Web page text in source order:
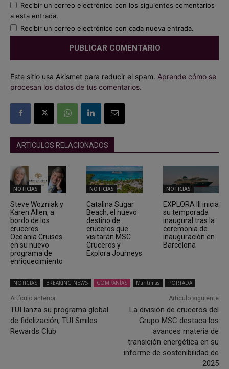
Recibir un correo electrónico con los siguientes comentarios
a esta entrada.
Recibir un correo electrónico con cada nueva entrada.
Este sitio usa Akismet para reducir el spam. Aprende cómo se
procesan los datos de tus comentarios.
ARTICULOS RELACIONADOS
NOTICIAS
Steve Wozniak y
Karen Allen, a
bordo de los
cruceros
Oceania Cruises
en su nuevo
programa de
enriquecimiento
NOTICIAS
Catalina Sugar
Beach, el nuevo
destino de
cruceros que
visitarán MSC
Cruceros y
Explora Journeys
NOTICIAS
EXPLORA III inicia
su temporada
inaugural tras la
ceremonia de
inauguración en
Barcelona
NOTICIAS BREAKING NEWS COMPAÑÍAS Marítimas PORTADA
Artículo anterior
TUI lanza su programa global
de fidelización, TUI Smiles
Rewards Club
Artículo siguiente
La división de cruceros del
Grupo MSC destaca los
avances materia de
transición energética en su
informe de sostenibilidad de
2025